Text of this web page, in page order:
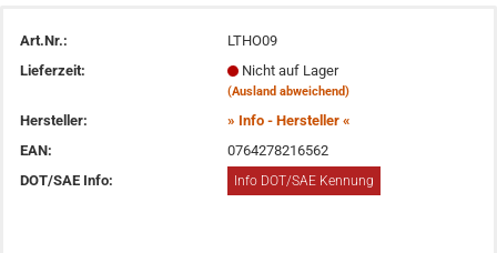
Art.Nr.:
LTHO09
Lieferzeit:
Nicht auf Lager
(Ausland abweichend)
Hersteller:
» Info - Hersteller «
EAN:
0764278216562
DOT/SAE Info:
Info DOT/SAE Kennung